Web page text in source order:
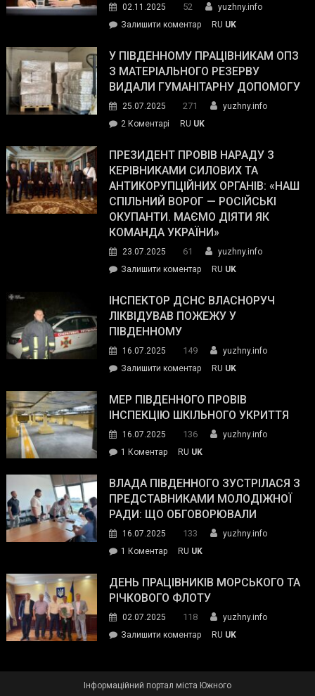
02.11.2025 52
yuzhny.info
Залишити коментарon
завойовує
симпатії
виборців
The
Street
Journal.
RU UK
У ПІВДЕННОМУ ПРАЦІВНИКАМ ОПЗ
З МАТЕРІАЛЬНОГО РЕЗЕРВУ
ВИДАЛИ ГУМАНІТАРНУ ДОПОМОГУ
25.07.2025 271
yuzhny.info
2 Коментарі
Південному
працівникам
ОПЗ
з
матеріального
резерву
гуманітарну
допомогу
RU UK
ПРЕЗИДЕНТ ПРОВІВ НАРАДУ З
КЕРІВНИКАМИ СИЛОВИХ ТА
АНТИКОРУПЦІЙНИХ ОРГАНІВ: «НАШ
СПІЛЬНИЙ ВОРОГ — РОСІЙСЬКІ
ОКУПАНТИ. МАЄМО ДІЯТИ ЯК
КОМАНДА УКРАЇНИ»
23.07.2025 61
yuzhny.info
Залишити коментарon
провів
нараду
силових
та
органів:
«Наш
спільний
окупанти.
Маємо
діяти
команда
RU UK
ІНСПЕКТОР ДСНС ВЛАСНОРУЧ
ЛІКВІДУВАВ ПОЖЕЖУ У
ПІВДЕННОМУ
16.07.2025 149
yuzhny.info
Залишити коментарon
ДСНС
власноруч
пожежу
у
RU UK
МЕР ПІВДЕННОГО ПРОВІВ
ІНСПЕКЦІЮ ШКІЛЬНОГО УКРИТТЯ
16.07.2025 136
yuzhny.info
1 Коментардо
Південного
провів
інспекцію
укриття
RU UK
ВЛАДА ПІВДЕННОГО ЗУСТРІЛАСЯ З
ПРЕДСТАВНИКАМИ МОЛОДІЖНОЇ
РАДИ: ЩО ОБГОВОРЮВАЛИ
16.07.2025 133
yuzhny.info
1 Коментардо
Південного
зустрілася
представниками
молодіжної
обговорювали
RU UK
ДЕНЬ ПРАЦІВНИКІВ МОРСЬКОГО ТА
РІЧКОВОГО ФЛОТУ
02.07.2025 118
yuzhny.info
Залишити коментарon
RU UK
Інформаційний портал міста Южного